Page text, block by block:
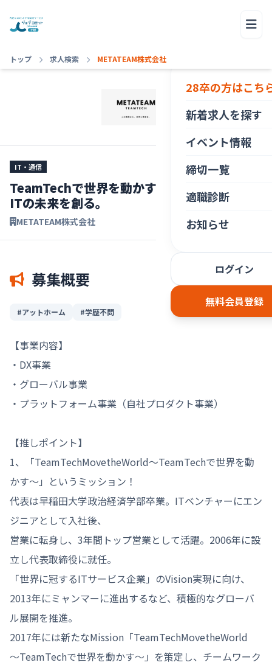
トップ 求人検索 METATEAM株式会社
28卒の方はこち
新着求人を探す
イベント情報
締切一覧
適職診断
お知らせ
ログイン
無料会員登録
IT・通信
TeamTechで世界を動かす！技術×人間力で
ITの未来を創る。
METATEAM株式会社
募集概要
#アットホーム #学歴不問
【事業内容】
・DX事業
・グローバル事業
・プラットフォーム事業（自社プロダクト事業）
【推しポイント】
1、「TeamTechMovetheWorld～TeamTechで世界を動
かす～」というミッション！
代表は早稲田大学政治経済学部卒業。ITベンチャーにエン
ジニアとして入社後、
営業に転身し、3年間トップ営業として活躍。2006年に設
立し代表取締役に就任。
「世界に冠するITサービス企業」のVision実現に向け、
2013年にミャンマーに進出するなど、積極的なグローバ
ル展開を推進。
2017年には新たなMission「TeamTechMovetheWorld
～TeamTechで世界を動かす～」を策定し、チームワーク